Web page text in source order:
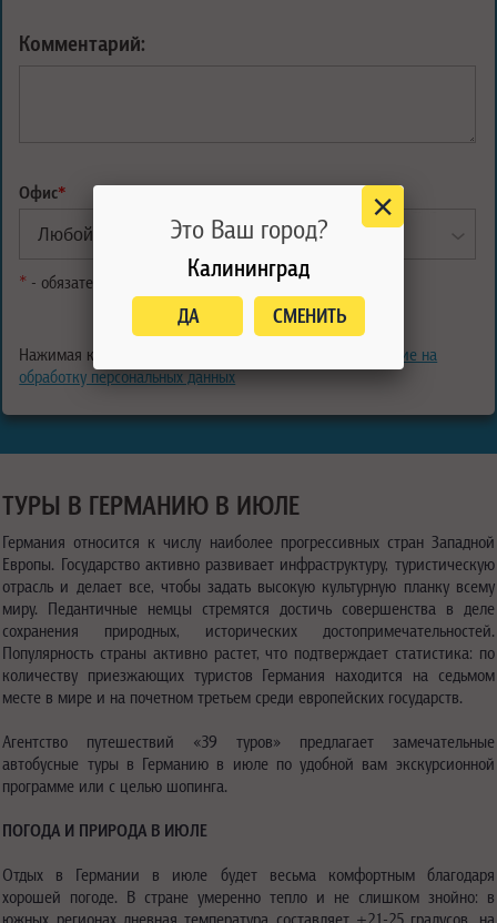
Комментарий:
Офис*
* - обязательные поля
Нажимая кнопку "Отправить", Вы подтверждаете
согласие на
обработку персональных данных
ТУРЫ В ГЕРМАНИЮ В ИЮЛЕ
Германия относится к числу наиболее прогрессивных стран Западной
Европы. Государство активно развивает инфраструктуру, туристическую
отрасль и делает все, чтобы задать высокую культурную планку всему
миру. Педантичные немцы стремятся достичь совершенства в деле
сохранения природных, исторических достопримечательностей.
Популярность страны активно растет, что подтверждает статистика: по
количеству приезжающих туристов Германия находится на седьмом
месте в мире и на почетном третьем среди европейских государств.
Агентство путешествий «39 туров» предлагает замечательные
автобусные туры в Германию в июле по удобной вам экскурсионной
программе или с целью шопинга.
ПОГОДА И ПРИРОДА В ИЮЛЕ
Отдых в Германии в июле будет весьма комфортным благодаря
хорошей погоде. В стране умеренно тепло и не слишком знойно: в
южных регионах дневная температура составляет +21-25 градусов, на
Это Ваш город?
Калининград
ДА СМЕНИТЬ